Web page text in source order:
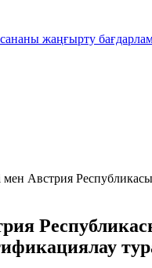
жаңғырту
мен Австрия